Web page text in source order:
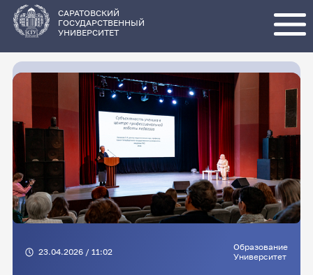
основному
содержанию
САРАТОВСКИЙ
ГОСУДАРСТВЕННЫЙ
УНИВЕРСИТЕТ
23.04.2026 / 11:02
Образование
Университет